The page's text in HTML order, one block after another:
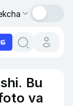
Bu
va